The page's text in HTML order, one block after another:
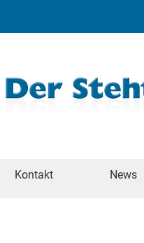
Kontakt News